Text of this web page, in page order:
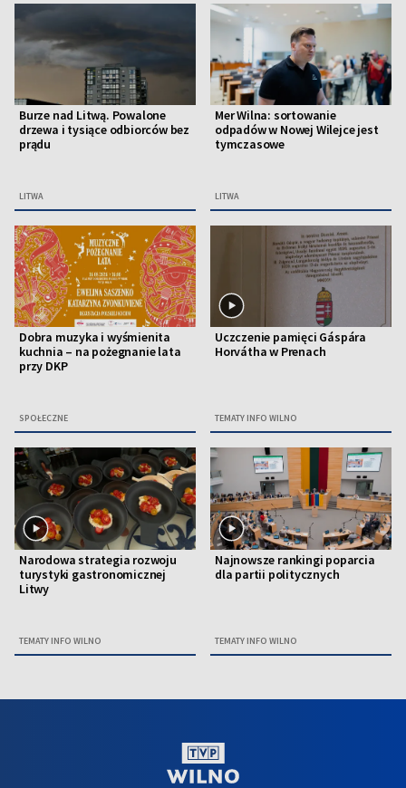
Burze nad Litwą. Powalone
drzewa i tysiące odbiorców bez
prądu
LITWA
Mer Wilna: sortowanie
odpadów w Nowej Wilejce jest
tymczasowe
LITWA
Dobra muzyka i wyśmienita
kuchnia – na pożegnanie lata
przy DKP
SPOŁECZNE
Uczczenie pamięci Gáspára
Horvátha w Prenach
TEMATY INFO WILNO
Narodowa strategia rozwoju
turystyki gastronomicznej
Litwy
TEMATY INFO WILNO
Najnowsze rankingi poparcia
dla partii politycznych
TEMATY INFO WILNO